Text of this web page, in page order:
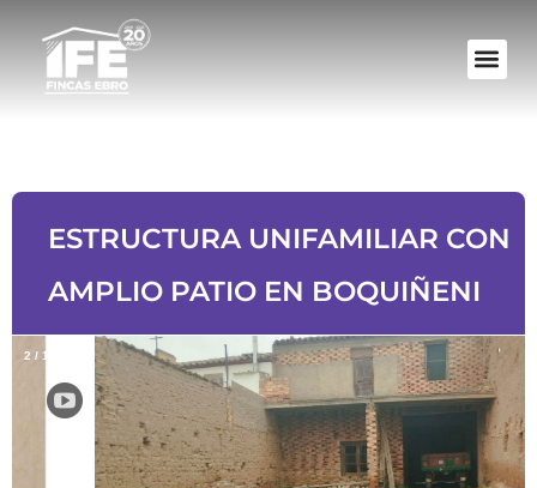
ESTRUCTURA UNIFAMILIAR CON
AMPLIO PATIO EN BOQUIÑENI
2 / 14